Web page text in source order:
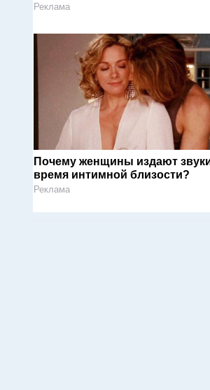
Реклама
Почему женщины издают
время интимной близости?
Реклама